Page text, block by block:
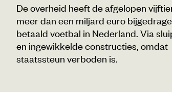
De overheid heeft de afgelopen
meer dan een miljard euro
betaald voetbal in Nederland. Via
en ingewikkelde constructies, omdat
staatssteun verboden is.